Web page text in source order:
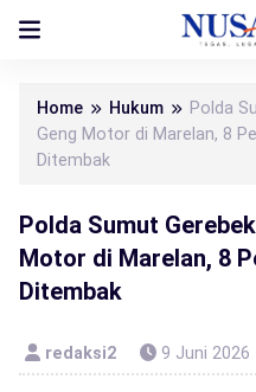
Home Hukum
Polda
Geng Motor di Marelan, 8
Ditembak
Polda Sumut
Motor di Marelan, 8
Ditembak
redaksi2 9 Juni 2026